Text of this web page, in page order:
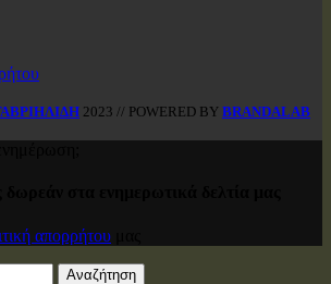
2023 // POWERED BY BRANDALAB
απορρήτου
Αναζήτηση